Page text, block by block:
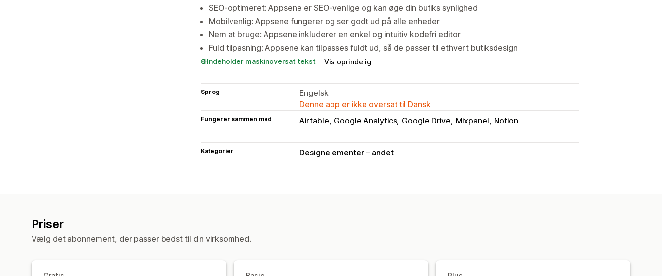
SEO-optimeret: Appsene er SEO-venlige og kan øge din butiks synlighed
Mobilvenlig: Appsene fungerer og ser godt ud på alle enheder
Nem at bruge: Appsene inkluderer en enkel og intuitiv kodefri editor
Fuld tilpasning: Appsene kan tilpasses fuldt ud, så de passer til ethvert butiksdesign
Indeholder maskinoversat tekst Vis oprindelig
Sprog
Engelsk
Denne app er ikke oversat til Dansk
Fungerer sammen med Airtable Google Analytics Google Drive Mixpanel Notion
Kategorier Designelementer – andet
Priser
Vælg det abonnement, der passer bedst til din virksomhed.